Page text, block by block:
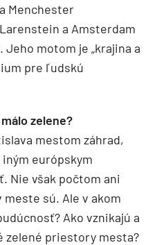
Menchester
a Amsterdam
motom je „krajina a
pre ľudskú
zelene?
mestom záhrad,
európskym
Nie však počtom ani
sú. Ale v akom
Ako vznikajú a
zelené priestory mesta?